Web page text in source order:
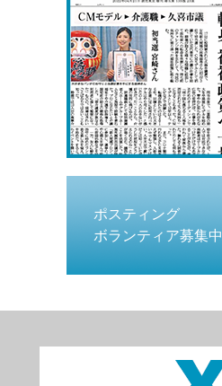
ポスティング
ボランティア募集中